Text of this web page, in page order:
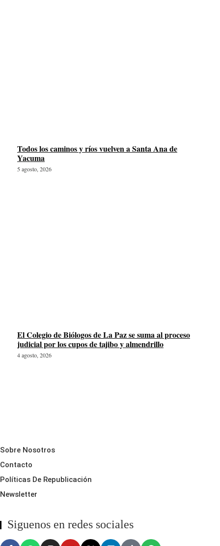
Todos los caminos y ríos vuelven a Santa Ana de
Yacuma
5 agosto, 2026
El Colegio de Biólogos de La Paz se suma al proceso
judicial por los cupos de tajibo y almendrillo
4 agosto, 2026
Sobre Nosotros
Contacto
Políticas De Republicación
Newsletter
Siguenos en redes sociales